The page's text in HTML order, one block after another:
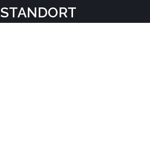
STANDORT